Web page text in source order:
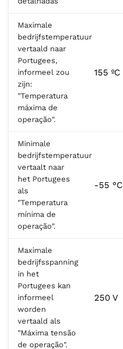
Maximale
bedrijfstemperatuur
vertaald naar
Portugees,
informeel zou
zijn:
"Temperatura
máxima de
operação".
155 ºC
Minimale
bedrijfstemperatuur
vertaalt naar
het Portugees
als
"Temperatura
mínima de
operação".
-55 °C
Maximale
bedrijfsspanning
in het
Portugees kan
informeel
worden
vertaald als
"Máxima tensão
de operação".
250 V